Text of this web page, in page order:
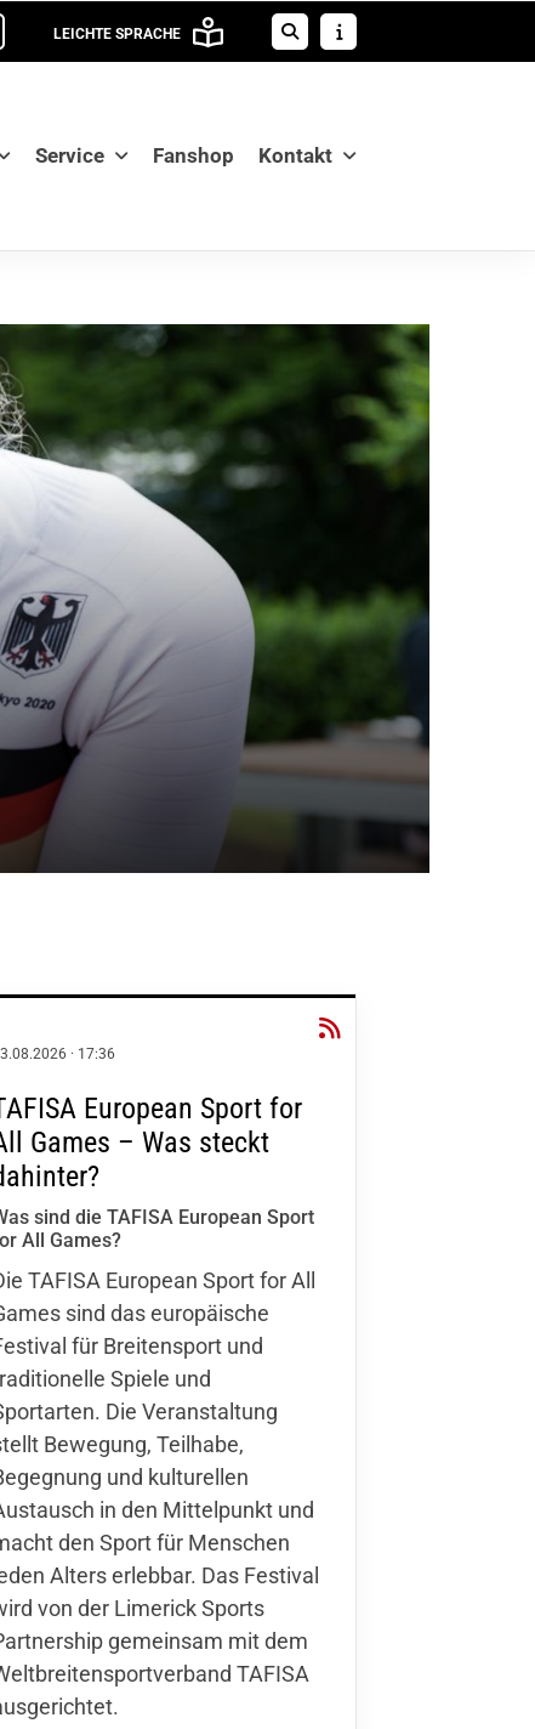
LEICHTE SPRACHE
Service Fanshop Kontakt
· 17:36
European Sport for
Games – Was steckt
sind die TAFISA European Sport
All Games?
TAFISA European Sport for All
sind das europäische
für Breitensport und
Spiele und
Die Veranstaltung
Bewegung, Teilhabe,
und kulturellen
in den Mittelpunkt und
den Sport für Menschen
Alters erlebbar. Das Festival
von der Limerick Sports
gemeinsam mit dem
TAFISA
Mitglieder-Service
Alles zur Mitgliedschaft
Downloads
Fragen & Antworten